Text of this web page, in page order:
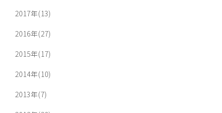
2017年(13)
2016年(27)
2015年(17)
2014年(10)
2013年(7)